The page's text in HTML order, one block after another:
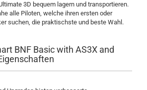
3D bequem lagern und transportieren.
alle Piloten, welche ihren ersten oder
suchen, die praktischste und beste Wahl.
BNF Basic with AS3X and